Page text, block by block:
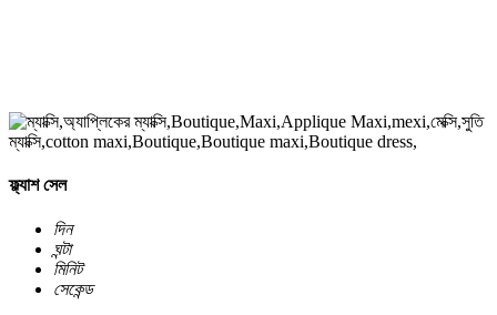
ফ্ল্যাশ সেল
দিন
ঘন্টা
মিনিট
সেকেন্ড